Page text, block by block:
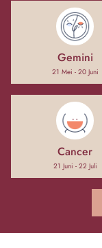
Gemini
21 Mei - 20 Juni
Cancer
21 Juni - 22 Juli